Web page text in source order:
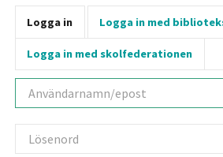
Logga in Logga in med
Logga in med skolfederationen
Användarnamn
Lösenord